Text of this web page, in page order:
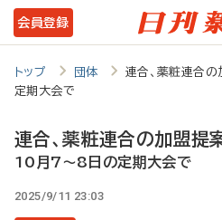
メ
イ
コ
テ
会員登録
トップ 団体
連合、薬粧連合
定期大会で
連合、薬粧連合の加盟提
10月7～8日の定期大会で
2025/9/11 23:03